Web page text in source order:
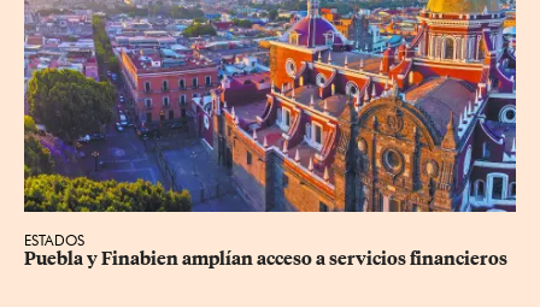
ESTADOS
Puebla y Finabien amplían acceso a servicios financieros